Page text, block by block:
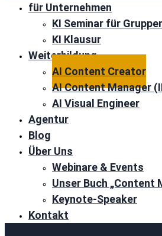
für Unternehmen
KI Seminar für
KI Klausur
Weiterbildung
AI Content Creator
AI Content Manager
AI Visual Engineer
Agentur
Blog
Über Uns
Webinare & Events
Unser Buch „Content
Keynote-Speaker
Kontakt